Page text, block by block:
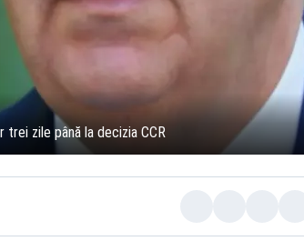
trei zile până la decizia CCR